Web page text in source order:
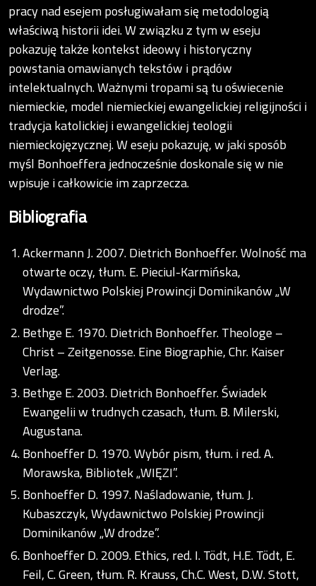
pracy nad esejem posługiwałam się metodologią
właściwą historii idei. W związku z tym w eseju
pokazuję także kontekst ideowy i historyczny
powstania omawianych tekstów i prądów
intelektualnych. Ważnymi tropami są tu oświecenie
niemieckie, model niemieckiej ewangelickiej religijności i
tradycja katolickiej i ewangelickiej teologii
niemieckojęzycznej. W eseju pokazuję, w jaki sposób
myśl Bonhoeffera jednocześnie doskonale się w nie
wpisuje i całkowicie im zaprzecza.
Bibliografia
Ackermann J. 2007. Dietrich Bonhoeffer. Wolność ma
otwarte oczy, tłum. E. Pieciul-Karmińska,
Wydawnictwo Polskiej Prowincji Dominikanów „W
drodze”.
Bethge E. 1970. Dietrich Bonhoeffer. Theologe –
Christ – Zeitgenosse. Eine Biographie, Chr. Kaiser
Verlag.
Bethge E. 2003. Dietrich Bonhoeffer. Świadek
Ewangelii w trudnych czasach, tłum. B. Milerski,
Augustana.
Bonhoeffer D. 1970. Wybór pism, tłum. i red. A.
Morawska, Bibliotek „WIĘZI”.
Bonhoeffer D. 1997. Naśladowanie, tłum. J.
Kubaszczyk, Wydawnictwo Polskiej Prowincji
Dominikanów „W drodze”.
Bonhoeffer D. 2009. Ethics, red. I. Tödt, H.E. Tödt, E.
Feil, C. Green, tłum. R. Krauss, Ch.C. West, D.W. Stott,